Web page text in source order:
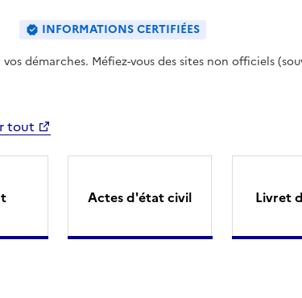
INFORMATIONS CERTIFIÉES
démarches. Méfiez-vous des sites non officiels
tout
Actes d'état civil Livret